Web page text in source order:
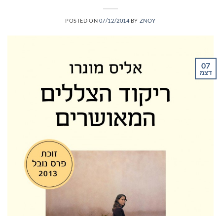
POSTED ON 07/12/2014 BY ZNOY
07
דצמ